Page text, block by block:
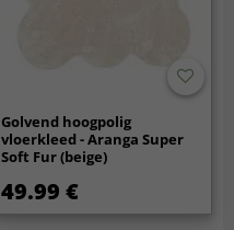
Golvend hoogpolig
vloerkleed - Aranga Super
Soft Fur (beige)
49.99 €